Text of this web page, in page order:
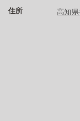
住所 高知